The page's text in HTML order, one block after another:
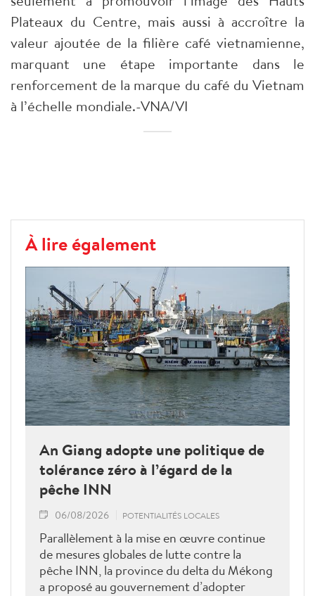
Plateaux du Centre, mais aussi à accroître la
valeur ajoutée de la filière café vietnamienne,
marquant une étape importante dans le
renforcement de la marque du café du Vietnam
à l’échelle mondiale.-VNA/VI
À lire également
An Giang adopte une politique de
tolérance zéro à l’égard de la
pêche INN
06/08/2026 POTENTIALITÉS LOCALES
Parallèlement à la mise en œuvre continue
de mesures globales de lutte contre la
pêche INN, la province du delta du Mékong
a proposé au gouvernement d’adopter